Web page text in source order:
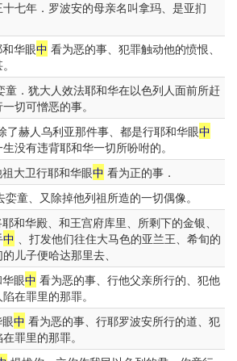
七年．罗波安的母亲名叫拿玛、是亚扪
华眼中 看为恶的事、犯罪触动他的愤恨、
童．犹大人效法耶和华在以色列人面前所赶
切可憎恶的事。
了赫人乌利亚那件事、都是行耶和华眼中
没有违背耶和华一切所吩咐的。
大卫行耶和华眼中 看为正的事．
娈童、又除掉他列祖所造的一切偶像。
和华殿、和王宫府库里、所剩下的金银、
中 、打发他们往住大马色的亚兰王、希旬的
儿子便哈达那里去、
眼中 看为恶的事、行他父亲所行的、犯他
在罪里的那罪。
中 看为恶的事、行耶罗波安所行的道、犯
罪里的那罪。